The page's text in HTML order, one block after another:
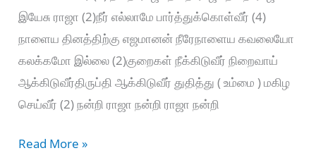
இயேசு ராஜா (2)நீர் எல்லாமே பார்த்துக்கொள்வீர் (4)
நாளைய தினத்திற்கு எஜமானன் நீரேநாளைய கவலையோ
கலக்கமோ இல்லை (2)குறைகள் நீக்கிடுவீர் நிறைவாய்
ஆக்கிடுவீர்திருப்தி ஆக்கிடுவீர் துதித்து ( உம்மை ) மகிழ
செய்வீர் (2) நன்றி ராஜா நன்றி ராஜா நன்றி
Ethai
Read More »